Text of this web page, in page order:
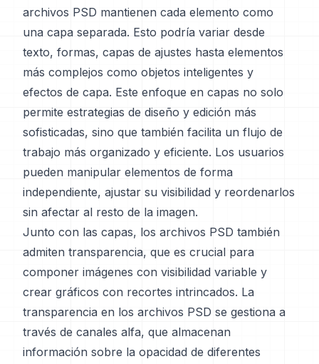
archivos PSD mantienen cada elemento como
una capa separada. Esto podría variar desde
texto, formas, capas de ajustes hasta elementos
más complejos como objetos inteligentes y
efectos de capa. Este enfoque en capas no solo
permite estrategias de diseño y edición más
sofisticadas, sino que también facilita un flujo de
trabajo más organizado y eficiente. Los usuarios
pueden manipular elementos de forma
independiente, ajustar su visibilidad y reordenarlos
sin afectar al resto de la imagen.
Junto con las capas, los archivos PSD también
admiten transparencia, que es crucial para
componer imágenes con visibilidad variable y
crear gráficos con recortes intrincados. La
transparencia en los archivos PSD se gestiona a
través de canales alfa, que almacenan
información sobre la opacidad de diferentes